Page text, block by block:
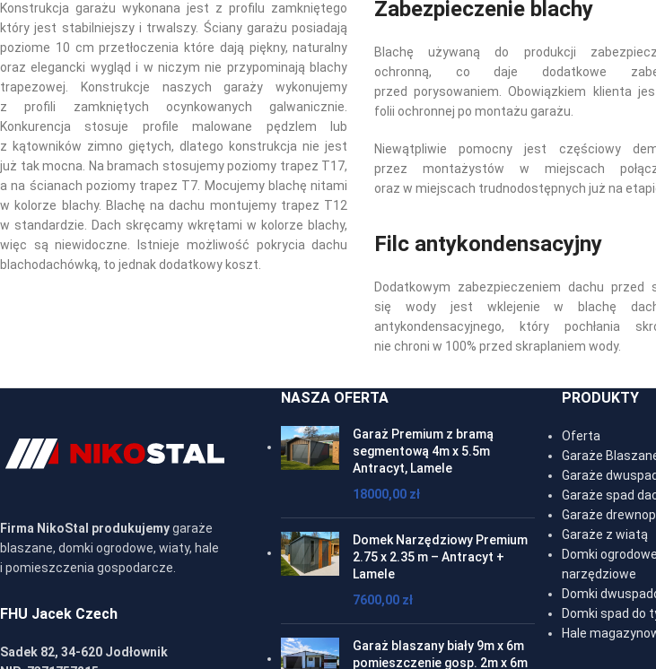
Konstrukcja garażu wykonana jest z profilu zamkniętego
który jest stabilniejszy i trwalszy. Ściany garażu posiadają
poziome 10 cm przetłoczenia które dają piękny, naturalny
oraz elegancki wygląd i w niczym nie przypominają blachy
trapezowej. Konstrukcje naszych garaży wykonujemy
z profili zamkniętych ocynkowanych galwanicznie.
Konkurencja stosuje profile malowane pędzlem lub
z kątowników zimno giętych, dlatego konstrukcja nie jest
już tak mocna. Na bramach stosujemy poziomy trapez T17,
a na ścianach poziomy trapez T7. Mocujemy blachę nitami
w kolorze blachy. Blachę na dachu montujemy trapez T12
w standardzie. Dach skręcamy wkrętami w kolorze blachy,
więc są niewidoczne. Istnieje możliwość pokrycia dachu
blachodachówką, to jednak dodatkowy koszt.
Zabezpieczenie blachy
Blachę używaną do produkcji
ochronną, co daje dodatkowe
przed porysowaniem. Obowiązkiem klienta
folii ochronnej po montażu garażu.
Niewątpliwie pomocny jest częściowy
przez montażystów w miejscach
oraz w miejscach trudnodostępnych już na
Filc antykondensacyjny
Dodatkowym zabezpieczeniem dachu przed
się wody jest wklejenie w blachę
antykondensacyjnego, który pochłania
nie chroni w 100% przed skraplaniem wody.
Firma NikoStal produkujemygaraże
blaszane, domki ogrodowe, wiaty, hale
i pomieszczenia gospodarcze.
FHU Jacek Czech
Sadek 82, 34-620 Jodłownik
NASZA OFERTA
Garaż Premium z bramą
segmentową 4m x 5.5m
Antracyt, Lamele
18000,00 zł
Domek Narzędziowy Premium
2.75 x 2.35 m – Antracyt +
Lamele
7600,00 zł
Garaż blaszany biały 9m x 6m
pomieszczenie gosp. 2m x 6m
PRODUKTY
Oferta
Garaże
Garaże
Garaże spad
Garaże
Garaże z wiatą
Domki
narzędziowe
Domki
Domki spad do
Hale